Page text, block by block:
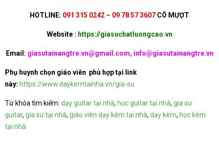
HOTLINE: 091 315 0242 – 09 78 57 3607 CÔ MƯỢT
Website : https://giasuchatluongcao.vn
Email: giasutainangtre.vn@gmail.com, info@giasutainangtre.vn
Phụ huynh chọn giáo viên phù hợp tại link
này: https://www.daykemtainha.vn/gia-su
Từ khóa tìm kiếm: dạy guitar tại nhà, học guitar tại nhà, gia sư
guitar, gia sư tại nhà, giáo viên dạy kèm tại nhà, dạy kèm, học kèm
tại nhà